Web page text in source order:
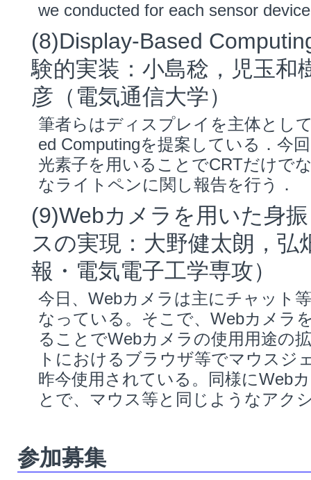
we conducted for each sensor
(8)Display-Based
験的実装：小島稔，児玉和
彦（電気通信大学）
筆者らはディスプレイを主体とし
ed Computingを提案している．今
光素子を用いることでCRTだけで
なライトペンに関し報告を行う．
(9)Webカメラを用いた身
スの実現：大野健太朗，弘
報・電気電子工学専攻）
今日、Webカメラは主にチャット
なっている。そこで、Webカメラ
ることでWebカメラの使用用途の
トにおけるブラウザ等でマウスジ
昨今使用されている。同様にWeb
とで、マウス等と同じようなアク
参加募集